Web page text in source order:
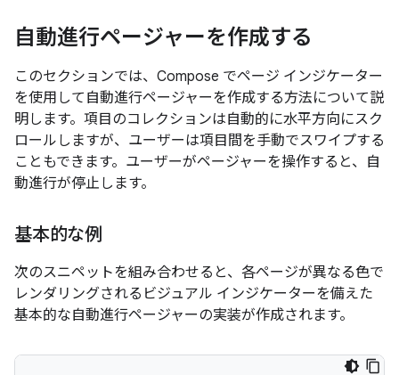
自動進行ページャーを作成する
このセクションでは、Compose でページ インジケーター
を使用して自動進行ページャーを作成する方法について説
明します。項目のコレクションは自動的に水平方向にスク
ロールしますが、ユーザーは項目間を手動でスワイプする
こともできます。ユーザーがページャーを操作すると、自
動進行が停止します。
基本的な例
次のスニペットを組み合わせると、各ページが異なる色で
レンダリングされるビジュアル インジケーターを備えた
基本的な自動進行ページャーの実装が作成されます。